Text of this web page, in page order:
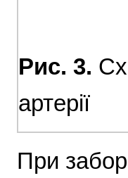
Рис. 3.
артерії
При